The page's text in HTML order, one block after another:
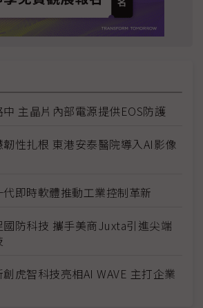
主晶片內部電源提供EOS防護
性扎根 東港安泰醫院導入AI影像
即時軟體推動工業控制革新
防科技 攜手美商Juxta引進尖端
虎智科技亮相AI WAVE 主打企業